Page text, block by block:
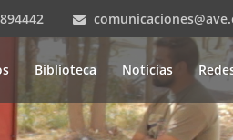
Biblioteca Noticias